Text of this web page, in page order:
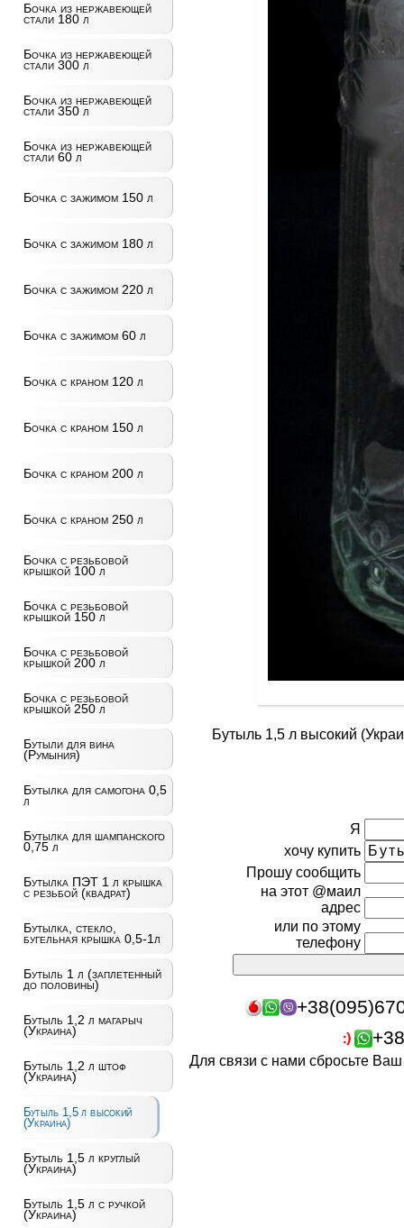
Бочка из нержавеющей
стали 180 л
Бочка из нержавеющей
стали 300 л
Бочка из нержавеющей
стали 350 л
Бочка из нержавеющей
стали 60 л
Бочка с зажимом 150 л
Бочка с зажимом 180 л
Бочка с зажимом 220 л
Бочка с зажимом 60 л
Бочка с краном 120 л
Бочка с краном 150 л
Бочка с краном 200 л
Бочка с краном 250 л
Бочка с резьбовой
крышкой 100 л
Бочка с резьбовой
крышкой 150 л
Бочка с резьбовой
крышкой 200 л
Бочка с резьбовой
крышкой 250 л
Бутыли для вина
(Румыния)
Бутылка для самогона 0,5
л
Бутылка для шампанского
0,75 л
Бутылка ПЭТ 1 л крышка
с резьбой (квадрат)
Бутылка, стекло,
бугельная крышка 0,5-1л
Бутыль 1 л (заплетенный
до половины)
Бутыль 1,2 л магарыч
(Украина)
Бутыль 1,2 л штоф
(Украина)
Бутыль 1,5 л высокий
(Украина)
Бутыль 1,5 л круглый
(Украина)
Бутыль 1,5 л с ручкой
(Украина)
Бутыль 1,5 л высокий
Я
хочу купить
Прошу сообщить
на этот @маил
адрес
или по этому
телефону
Для связи с нами сбросьте